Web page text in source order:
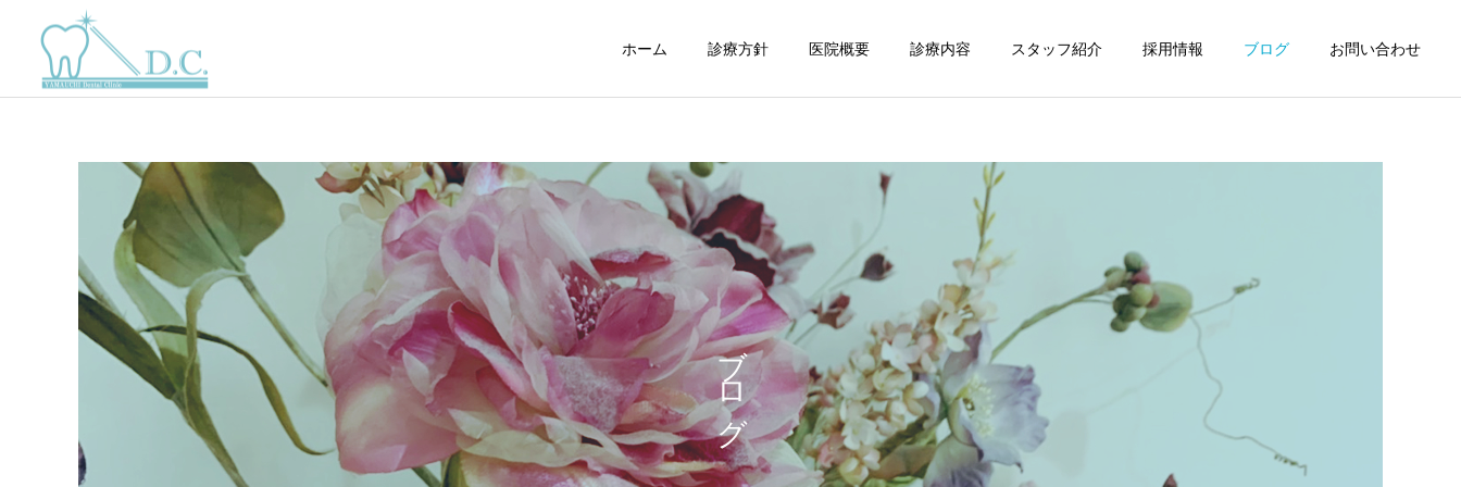
ホーム 診療方針 医院概要 診療内容 スタッフ紹介 採用情報 ブログ お問い合わせ
詳細を見る
一般歯科 小児歯科 口腔外科 予防歯科
審美歯科 インプラント ホワイトニング
ブログ